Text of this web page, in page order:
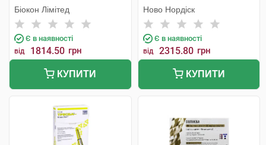
Біокон Лімітед
Є в наявності
від 1814.50 грн
КУПИТИ
Ново Нордіск
Є в наявності
від 2315.80 грн
КУПИТИ